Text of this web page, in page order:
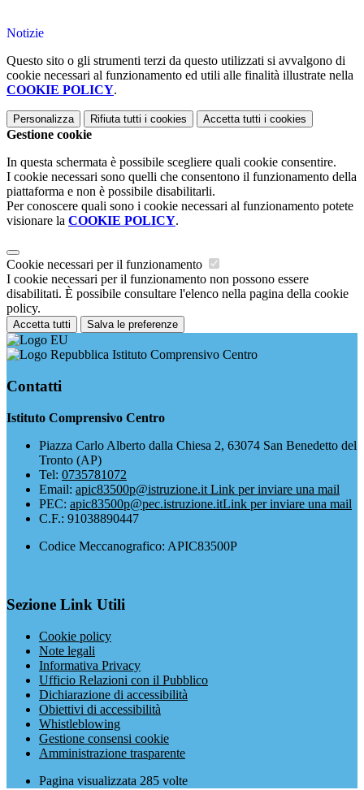
Notizie
Questo sito o gli strumenti terzi da questo utilizzati si avvalgono di
cookie necessari al funzionamento ed utili alle finalità illustrate nella
COOKIE POLICY.
Personalizza Rifiuta tutti i cookies Accetta tutti i cookies
Gestione cookie
In questa schermata è possibile scegliere quali cookie consentire.
I cookie necessari sono quelli che consentono il funzionamento della
piattaforma e non è possibile disabilitarli.
Per conoscere quali sono i cookie necessari al funzionamento potete
visionare la COOKIE POLICY.
Cookie necessari per il funzionamento
I cookie necessari per il funzionamento non possono essere
disabilitati. È possibile consultare l'elenco nella pagina della cookie
policy.
Accetta tutti Salva le preferenze
Istituto Comprensivo Centro
Contatti
Istituto Comprensivo Centro
Piazza Carlo Alberto dalla Chiesa 2, 63074 San Benedetto del
Tronto (AP)
Tel: 0735781072
Email: apic83500p@istruzione.it Link per inviare una mail
PEC: apic83500p@pec.istruzione.itLink per inviare una mail
C.F.: 91038890447
Codice Meccanografico: APIC83500P
Sezione Link Utili
Cookie policy
Note legali
Informativa Privacy
Ufficio Relazioni con il Pubblico
Dichiarazione di accessibilità
Obiettivi di accessibilità
Whistleblowing
Gestione consensi cookie
Amministrazione trasparente
Pagina visualizzata 285 volte